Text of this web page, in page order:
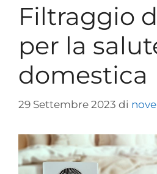
Filtraggio
per la
domestica
29 Settembre 2023 di